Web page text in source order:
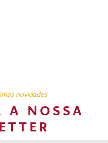
novidades
A NOSSA